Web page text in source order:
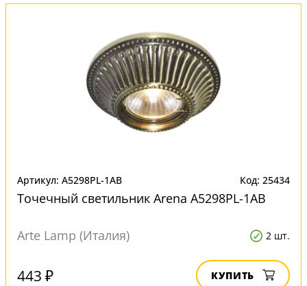
Артикул: A5298PL-1AB Код: 25434
Точечный светильник Arena A5298PL-1AB
Arte Lamp (Италия) 2 шт.
443 ₽ КУПИТЬ